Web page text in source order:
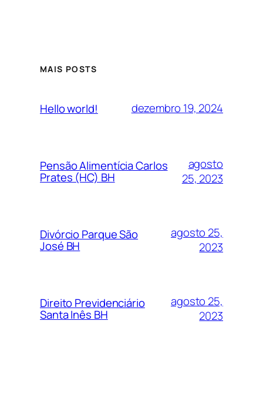
MAIS POSTS
Hello world! dezembro 19, 2024
Pensão Alimentícia Carlos
Prates (HC) BH
agosto
25, 2023
Divórcio Parque São
José BH
agosto 25,
2023
Direito Previdenciário
Santa Inês BH
agosto 25,
2023